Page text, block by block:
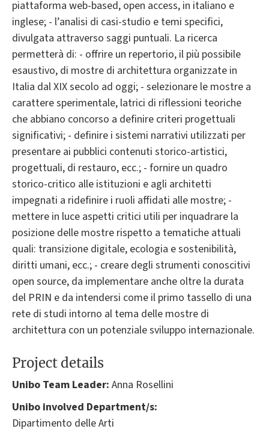
piattaforma web-based, open access, in italiano e
inglese; - l’analisi di casi-studio e temi specifici,
divulgata attraverso saggi puntuali. La ricerca
permetterà di: - offrire un repertorio, il più possibile
esaustivo, di mostre di architettura organizzate in
Italia dal XIX secolo ad oggi; - selezionare le mostre a
carattere sperimentale, latrici di riflessioni teoriche
che abbiano concorso a definire criteri progettuali
significativi; - definire i sistemi narrativi utilizzati per
presentare ai pubblici contenuti storico-artistici,
progettuali, di restauro, ecc.; - fornire un quadro
storico-critico alle istituzioni e agli architetti
impegnati a ridefinire i ruoli affidati alle mostre; -
mettere in luce aspetti critici utili per inquadrare la
posizione delle mostre rispetto a tematiche attuali
quali: transizione digitale, ecologia e sostenibilità,
diritti umani, ecc.; - creare degli strumenti conoscitivi
open source, da implementare anche oltre la durata
del PRIN e da intendersi come il primo tassello di una
rete di studi intorno al tema delle mostre di
architettura con un potenziale sviluppo internazionale.
Project details
Unibo Team Leader: Anna Rosellini
Unibo involved Department/s:
Dipartimento delle Arti